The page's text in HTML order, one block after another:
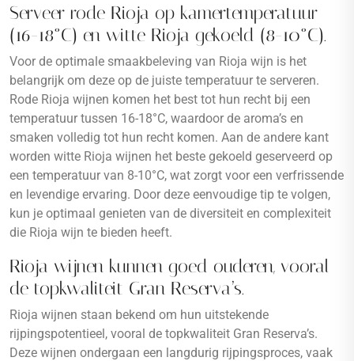
Serveer rode Rioja op kamertemperatuur
(16-18°C) en witte Rioja gekoeld (8-10°C).
Voor de optimale smaakbeleving van Rioja wijn is het
belangrijk om deze op de juiste temperatuur te serveren.
Rode Rioja wijnen komen het best tot hun recht bij een
temperatuur tussen 16-18°C, waardoor de aroma’s en
smaken volledig tot hun recht komen. Aan de andere kant
worden witte Rioja wijnen het beste gekoeld geserveerd op
een temperatuur van 8-10°C, wat zorgt voor een verfrissende
en levendige ervaring. Door deze eenvoudige tip te volgen,
kun je optimaal genieten van de diversiteit en complexiteit
die Rioja wijn te bieden heeft.
Rioja wijnen kunnen goed ouderen, vooral
de topkwaliteit Gran Reserva’s.
Rioja wijnen staan bekend om hun uitstekende
rijpingspotentieel, vooral de topkwaliteit Gran Reserva’s.
Deze wijnen ondergaan een langdurig rijpingsproces, vaak